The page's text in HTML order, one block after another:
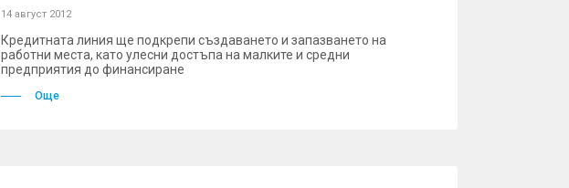
14 август 2012
Кредитната линия ще подкрепи създаването и запазването на
работни места, като улесни достъпа на малките и средни
предприятия до финансиране
Още